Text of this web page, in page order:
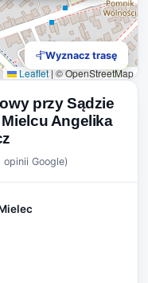
Leaflet|© OpenStreetMap
Wyznacz trasę
przy Sądzie
Angelika
opinii Google)